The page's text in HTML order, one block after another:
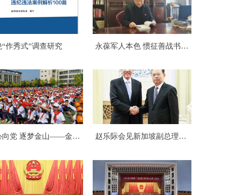
“作秀式”调查研究
永葆军人本色 惯征善战书写
向党 逐梦金山——金山
文艺演出
赵乐际会见新加坡副总理张